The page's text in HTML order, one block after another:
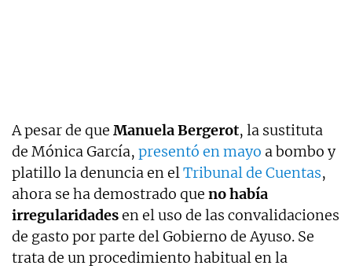
A pesar de que Manuela Bergerot, la sustituta
de Mónica García, presentó en mayo a bombo y
platillo la denuncia en elTribunal de Cuentas,
ahora se ha demostrado que no había
irregularidadesen el uso de las convalidaciones
de gasto por parte del Gobierno de Ayuso. Se
trata de un procedimiento habitual en la